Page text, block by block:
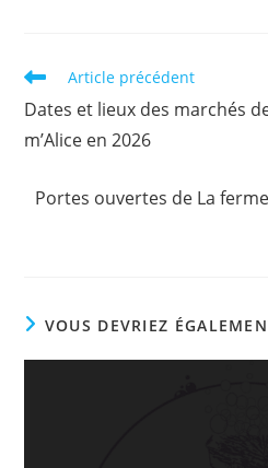
Read
articles
Article précédent
Dates et lieux des marchés
m’Alice en 2026
Portes ouvertes de La
VOUS DEVRIEZ